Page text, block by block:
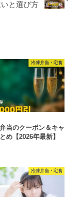
と選び方
冷凍弁当・宅食
当のクーポン＆キャ
め【2026年最新】
冷凍弁当・宅食